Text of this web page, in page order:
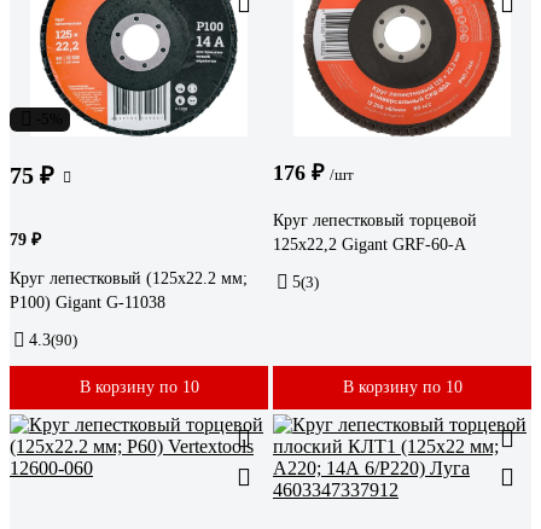
75 ₽
79 ₽
Круг лепестковый (125x22.2 мм;
P100) Gigant G-11038
4.3(90)
В корзину по 10
176 ₽ /шт
Круг лепестковый торцевой
125x22,2 Gigant GRF-60-А
5(3)
В корзину по 10